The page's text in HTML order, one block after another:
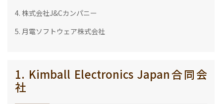
4. 株式会社J&Cカンパニー
5. 月電ソフトウェア株式会社
1. Kimball Electronics Japan合同会
社